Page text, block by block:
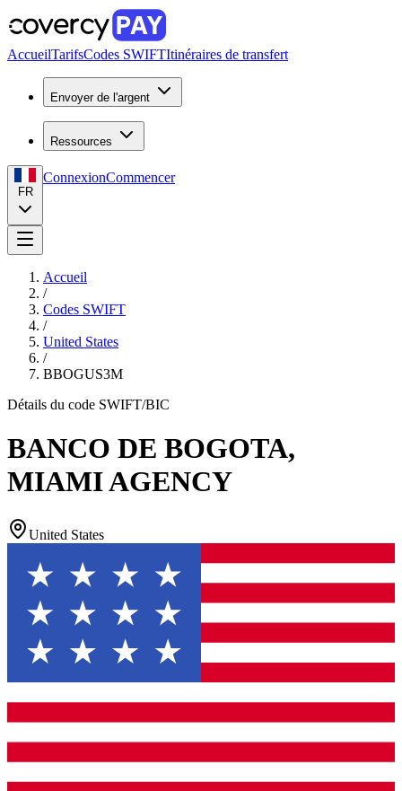
AccueilTarifsCodes SWIFTItinéraires de transfert
Envoyer de l'argent
Ressources
FR
ConnexionCommencer
Accueil
/
Codes SWIFT
/
United States
/
BBOGUS3M
Détails du code SWIFT/BIC
BANCO DE BOGOTA,
MIAMI AGENCY
United States